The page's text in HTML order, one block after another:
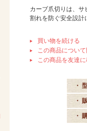
カーブ爪切りは、
割れを防ぐ安全設計
買い物を続ける
この商品につい
この商品を友達
・
・
・